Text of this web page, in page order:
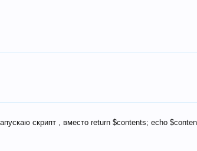
скрипт , вместо return $contents; echo